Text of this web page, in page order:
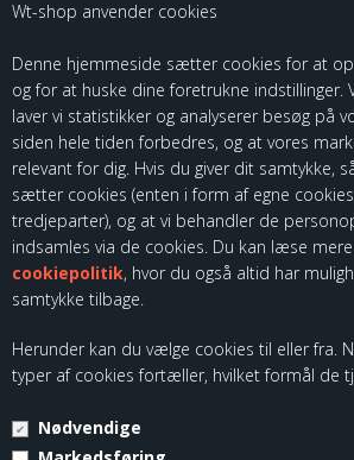
Wt-shop anvender cookies
Denne hjemmeside sætter cookies for at
og for at huske dine foretrukne indstillinger.
laver vi statistikker og analyserer besøg på
siden hele tiden forbedres, og at vores
relevant for dig. Hvis du giver dit samtykke,
sætter cookies (enten i form af egne
tredjeparter), og at vi behandler de
indsamles via de cookies. Du kan læse
cookiepolitik, hvor du også altid har
samtykke tilbage.
Herunder kan du vælge cookies til eller fra.
typer af cookies fortæller, hvilket formål de
Nødvendige
Som importør af fødevarekontaktmaterialer,
hos Fødevarestyrelsen. Du kan finde vores
følge dette link:
© Copyright 2026 - Kloch Group ApS -